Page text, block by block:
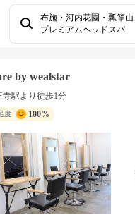
プレミアムヘッドスパ
by wealstar
寺駅より徒歩1分
度 100%